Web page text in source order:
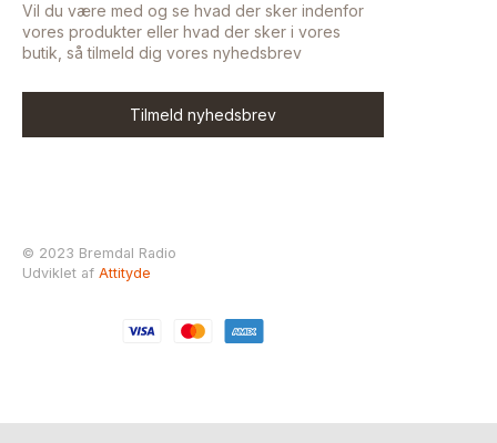
Vil du være med og se hvad der sker indenfor
vores produkter eller hvad der sker i vores
butik, så tilmeld dig vores nyhedsbrev
Tilmeld nyhedsbrev
© 2023 Bremdal Radio
Udviklet af Attityde